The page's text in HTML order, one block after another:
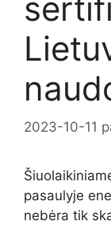
2023-10-11
pasaulyje
nebėra tik